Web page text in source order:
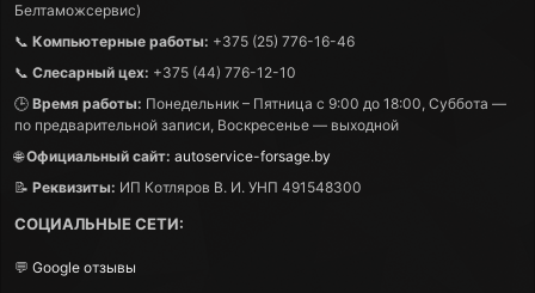
Белтаможсервис)
📞 Компьютерные работы: +375 (25) 776-16-46
📞 Слесарный цех: +375 (44) 776-12-10
🕒 Время работы: Понедельник – Пятница с 9:00 до 18:00, Суббота —
по предварительной записи, Воскресенье — выходной
🌐Официальный сайт: autoservice-forsage.by
📝 Реквизиты: ИП Котляров В. И. УНП 491548300
СОЦИАЛЬНЫЕ СЕТИ:
💬 Google отзывы